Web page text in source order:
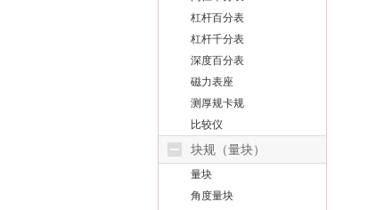
杠杆百分表
杠杆千分表
深度百分表
磁力表座
测厚规卡规
比较仪
块规（量块）
量块
角度量块